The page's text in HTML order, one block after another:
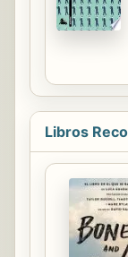
Libros